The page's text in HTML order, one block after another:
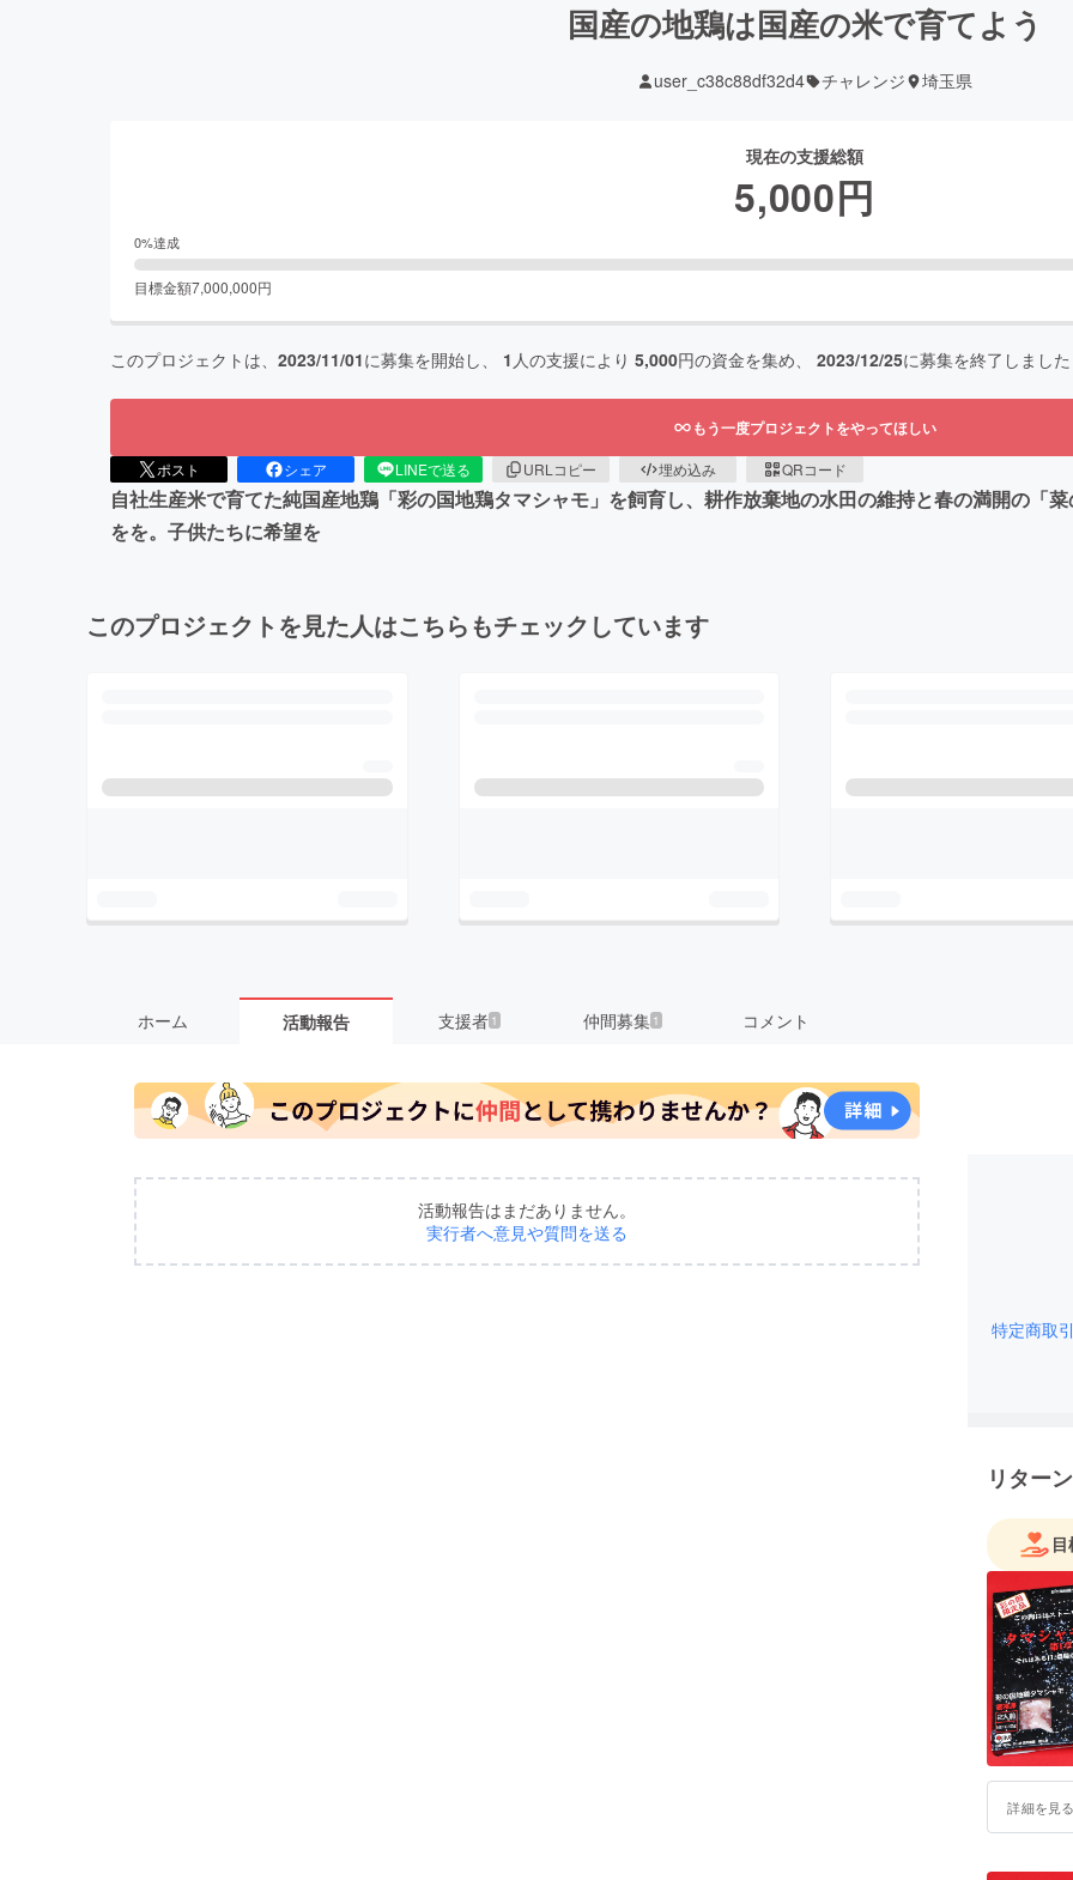
国産の地鶏は国産の米で育てよう
user_c38c88df32d4 チャレンジ 埼玉県
現在の支援総額
5,000円
0%達成
目標金額7,000,000円
このプロジェクトは、 2023/11/01に募集を開始し、 1 人の支援により 5,000円の資金を集め、 2023/12/25に募集を終了しました
もう一度プロジェクトをやってほしい
ポスト シェア LINEで送る URLコピー 埋め込み QRコード
自社生産米で育てた純国産地鶏「彩の国地鶏タマシャモ」を飼育し、耕作放棄地の水田の維持と春の満開の「
をを。子供たちに希望を
このプロジェクトを見た人はこちらもチェックしています
ホーム 活動報告 支援者 1 仲間募集 1 コメント
活動報告はまだありません。
実行者へ意見や質問を送る
特定商取
リター
詳細を見